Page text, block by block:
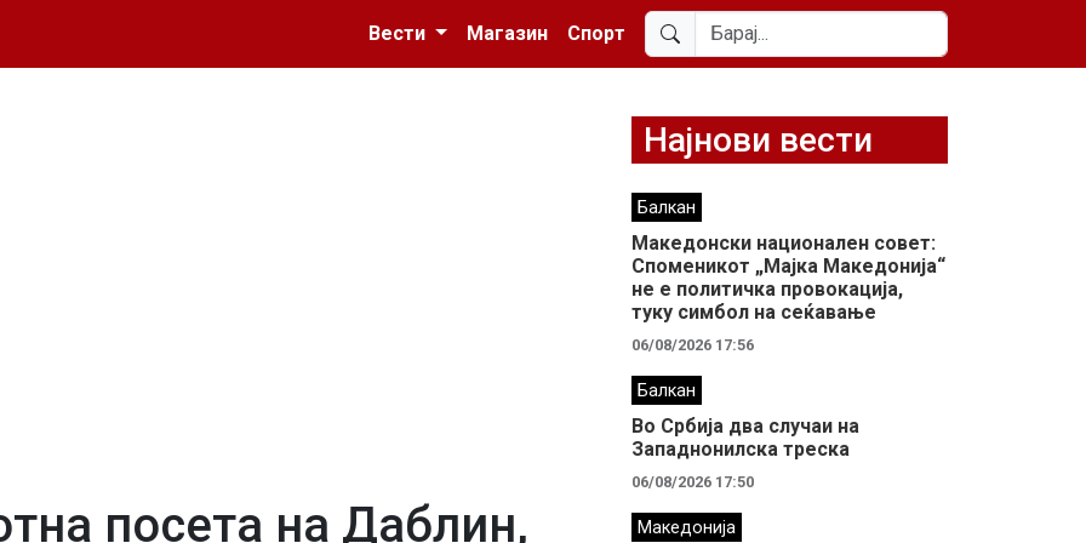
Вести
Магазин Спорт
посета на Даблин,
Најнови вести
Балкан
Македонски национален совет:
Споменикот „Мајка Македонија“
не е политичка провокација,
туку симбол на сеќавање
06/08/2026 17:56
Балкан
Во Србија два случaи на
Западнонилска треска
06/08/2026 17:50
Македонија